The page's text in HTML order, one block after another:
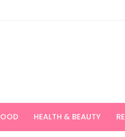
HEALTH & BEAUTY